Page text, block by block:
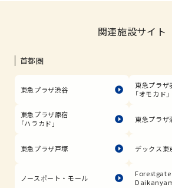
関連施設サイト
首都圏
東急プラザ渋谷
東急プラザ
「オモカド」
東急プラザ原宿
「ハラカド」
東急プラザ
東急プラザ戸塚 デックス東
ノースポート・モール
Forestgate